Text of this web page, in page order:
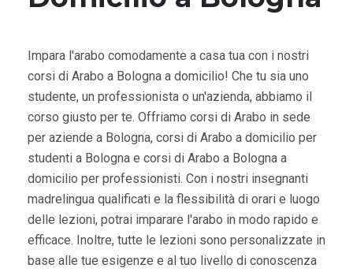
Impara l'arabo comodamente a casa tua con i nostri
corsi di Arabo a Bologna a domicilio! Che tu sia uno
studente, un professionista o un'azienda, abbiamo il
corso giusto per te. Offriamo corsi di Arabo in sede
per aziende a Bologna, corsi di Arabo a domicilio per
studenti a Bologna e corsi di Arabo a Bologna a
domicilio per professionisti. Con i nostri insegnanti
madrelingua qualificati e la flessibilità di orari e luogo
delle lezioni, potrai imparare l'arabo in modo rapido e
efficace. Inoltre, tutte le lezioni sono personalizzate in
base alle tue esigenze e al tuo livello di conoscenza